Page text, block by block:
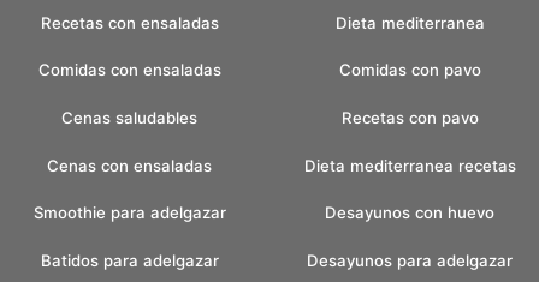
Recetas con ensaladas
Comidas con ensaladas
Cenas saludables
Cenas con ensaladas
Smoothie para adelgazar
Batidos para adelgazar
Dieta mediterranea
Comidas con pavo
Recetas con pavo
Dieta mediterranea recetas
Desayunos con huevo
Desayunos para adelgazar